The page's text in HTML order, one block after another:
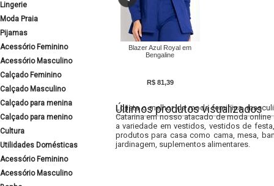
Lingerie
Moda Praia
Pijamas
Acessório Feminino
Acessório Masculino
Calçado Feminino
Calçado Masculino
Calçado para menina
Calçado para menino
Cultura
Utilidades Domésticas
Acessório Feminino
Acessório Masculino
Blazer Azul Royal em
Bengaline
R$ 81,39
Últimos produtos visualizados
Lojista o melhor da moda feminina,
Catarina em nosso atacado de moda
a variedade em vestidos, vestidos de
produtos para casa como cama, mesa,
jardinagem, suplementos alimentares.